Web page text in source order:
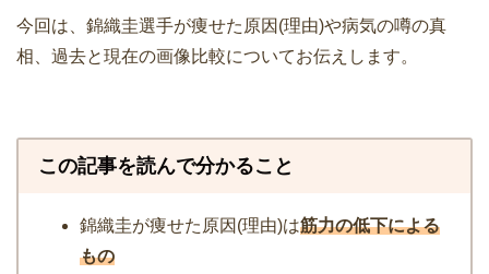
今回は、錦織圭選手が痩せた原因(理由)や病気の噂の真
相、過去と現在の画像比較についてお伝えします。
この記事を読んで分かること
錦織圭が痩せた原因(理由)は筋力の低下による
もの